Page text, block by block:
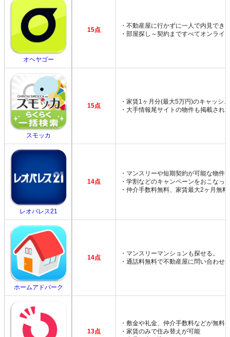
オヘヤゴー
15点
・不動産屋に行かずに一人で内見でき
・部屋探し～契約まですべてオンライ
スモッカ
15点
・家賃1ヶ月分(最大5万円)のキャッシ
・大手情報尾サイトの物件も掲載され
レオパレス21
14点
・マンスリーや短期契約が可能な物件
・学割などのキャンペーンをおこなっ
・仲介手数料無料、家賃最大2ヶ月無
ホームアドパーク
14点
・マンスリーマンションも探せる。
・通話料無料で不動産屋に問い合わせ
13点
・敷金や礼金、仲介手数料などが無料
・家賃のみで住み替えが可能